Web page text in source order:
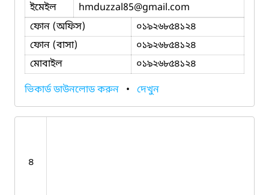
ইমেইল
hmduzzal85@gmail.com
ফোন (অফিস)
০১৯২৬৮৫৪১২৪
ফোন (বাসা)
০১৯২৬৮৫৪১২৪
মোবাইল
০১৯২৬৮৫৪১২৪
ভিকার্ড ডাউনলোড করুন • দেখুন
৪